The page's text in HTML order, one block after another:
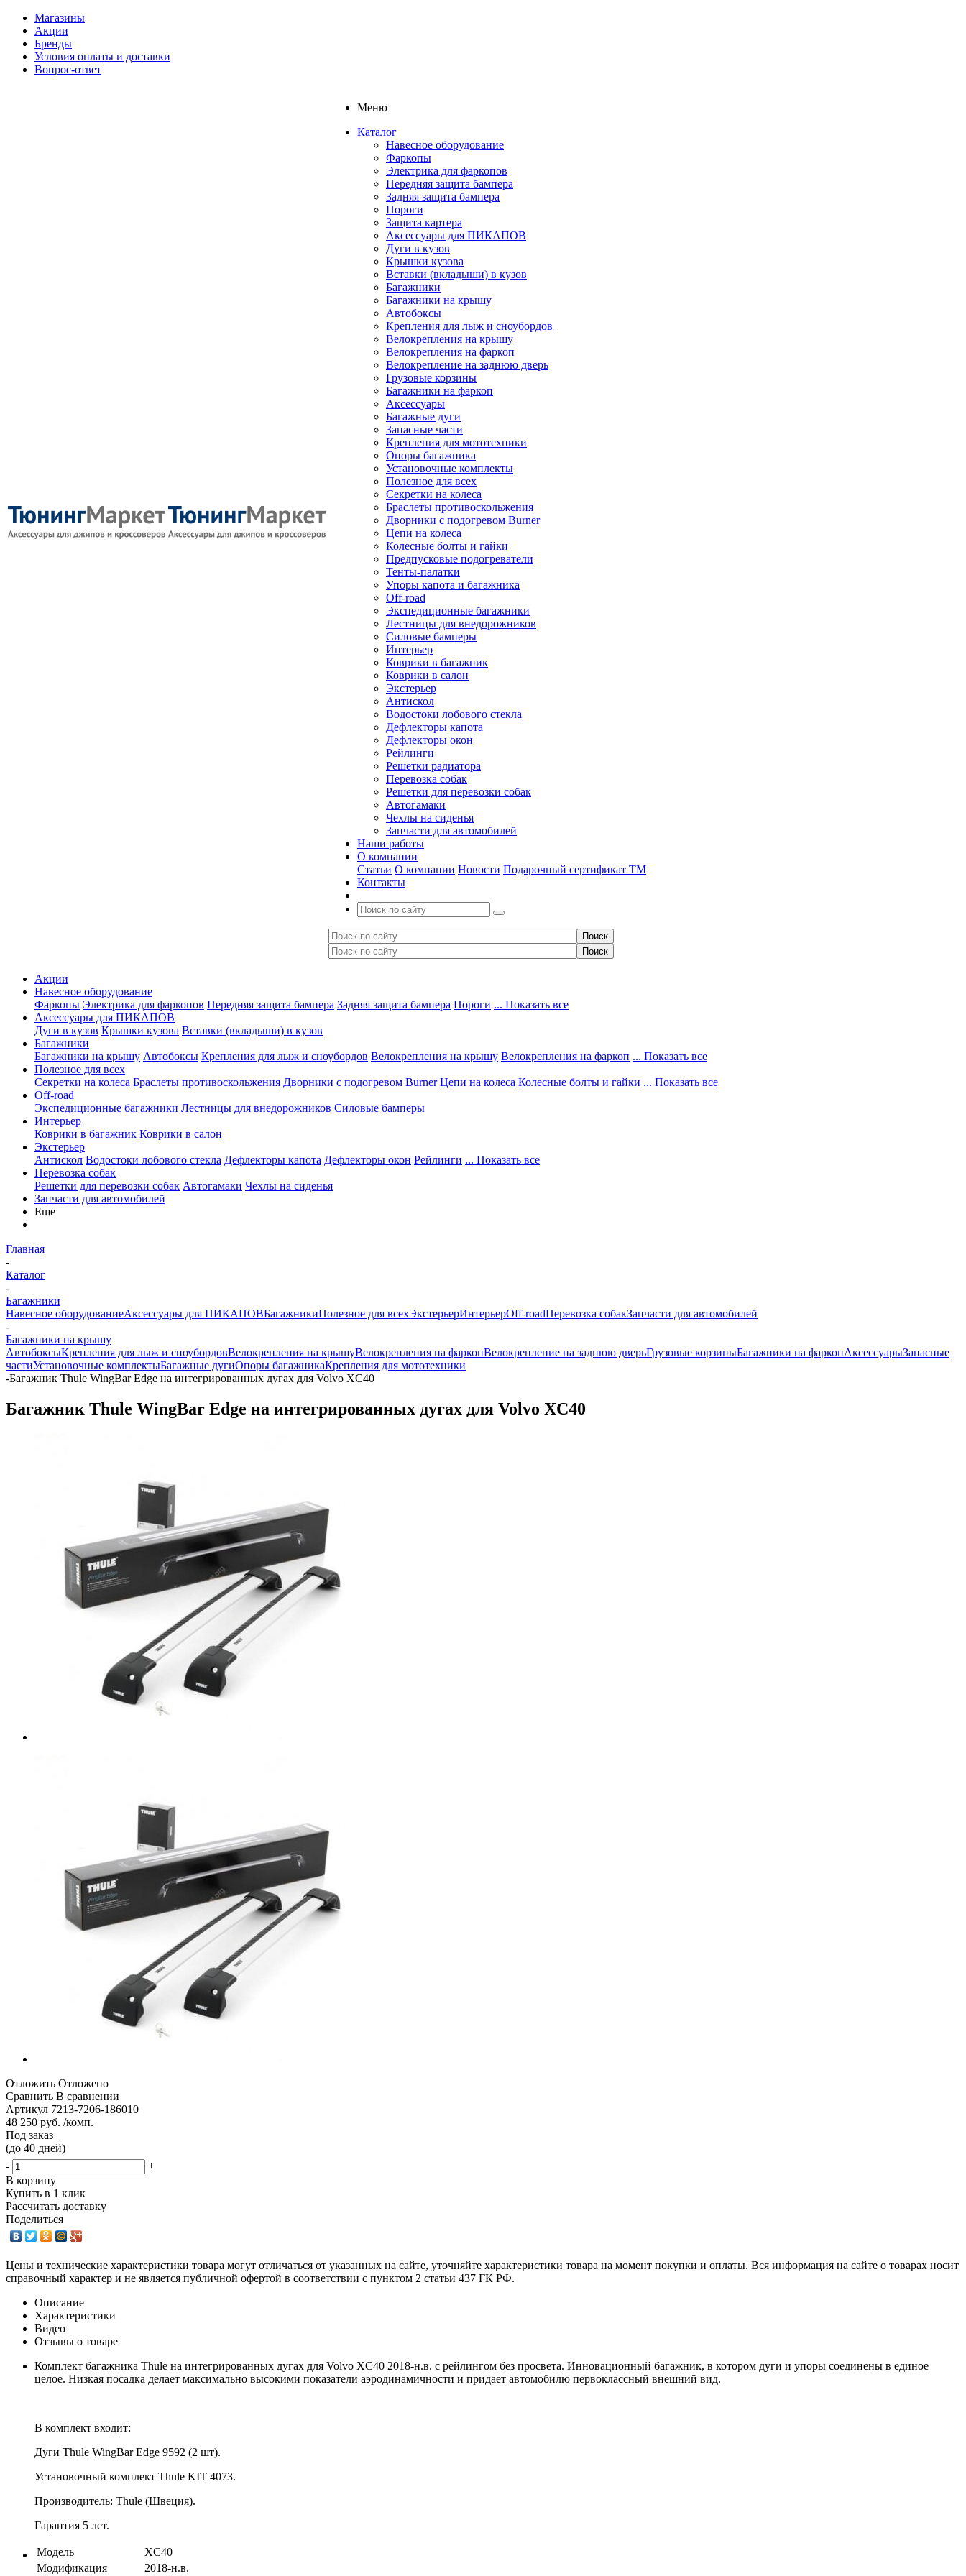
Магазины
Акции
Бренды
Условия оплаты и доставки
Вопрос-ответ
Меню
Каталог
Навесное оборудование
Фаркопы
Электрика для фаркопов
Передняя защита бампера
Задняя защита бампера
Пороги
Защита картера
Аксессуары для ПИКАПОВ
Дуги в кузов
Крышки кузова
Вставки (вкладыши) в кузов
Багажники
Багажники на крышу
Автобоксы
Крепления для лыж и сноубордов
Велокрепления на крышу
Велокрепления на фаркоп
Велокрепление на заднюю дверь
Грузовые корзины
Багажники на фаркоп
Аксессуары
Багажные дуги
Запасные части
Крепления для мототехники
Опоры багажника
Установочные комплекты
Полезное для всех
Секретки на колеса
Браслеты противоскольжения
Дворники с подогревом Burner
Цепи на колеса
Колесные болты и гайки
Предпусковые подогреватели
Тенты-палатки
Упоры капота и багажника
Off-road
Экспедиционные багажники
Лестницы для внедорожников
Силовые бамперы
Интерьер
Коврики в багажник
Коврики в салон
Экстерьер
Антискол
Водостоки лобового стекла
Дефлекторы капота
Дефлекторы окон
Рейлинги
Решетки радиатора
Перевозка собак
Решетки для перевозки собак
Автогамаки
Чехлы на сиденья
Запчасти для автомобилей
Наши работы
О компании
Статьи О компании Новости Подарочный сертификат ТМ
Контакты
Акции
Навесное оборудование
Фаркопы Электрика для фаркопов Передняя защита бампера Задняя защита бампера Пороги ... Показать все
Аксессуары для ПИКАПОВ
Дуги в кузов Крышки кузова Вставки (вкладыши) в кузов
Багажники
Багажники на крышу Автобоксы Крепления для лыж и сноубордов Велокрепления на крышу Велокрепления на фаркоп ... Показать все
Полезное для всех
Секретки на колеса Браслеты противоскольжения Дворники с подогревом Burner Цепи на колеса Колесные болты и гайки ... Показать все
Off-road
Экспедиционные багажники Лестницы для внедорожников Силовые бамперы
Интерьер
Коврики в багажник Коврики в салон
Экстерьер
Антискол Водостоки лобового стекла Дефлекторы капота Дефлекторы окон Рейлинги ... Показать все
Перевозка собак
Решетки для перевозки собак Автогамаки Чехлы на сиденья
Запчасти для автомобилей
Еще
Главная
-
Каталог
-
Багажники
Навесное оборудованиеАксессуары для ПИКАПОВБагажникиПолезное для всехЭкстерьерИнтерьерOff-roadПеревозка собакЗапчасти для автомобилей
-
Багажники на крышу
АвтобоксыКрепления для лыж и сноубордовВелокрепления на крышуВелокрепления на фаркопВелокрепление на заднюю дверьГрузовые корзиныБагажники на фаркопАксессуарыЗапасные
частиУстановочные комплектыБагажные дугиОпоры багажникаКрепления для мототехники
-Багажник Thule WingBar Edge на интегрированных дугах для Volvo XC40
Багажник Thule WingBar Edge на интегрированных дугах для Volvo XC40
Отложить Отложено
Сравнить В сравнении
Артикул 7213-7206-186010
48 250 руб. /комп.
Под заказ
(до 40 дней)
-
+
В корзину
Купить в 1 клик
Рассчитать доставку
Поделиться
Цены и технические характеристики товара могут отличаться от указанных на сайте, уточняйте характеристики товара на момент покупки и оплаты. Вся информация на сайте о товарах носит
справочный характер и не является публичной офертой в соответствии с пунктом 2 статьи 437 ГК РФ.
Описание
Характеристики
Видео
Отзывы о товаре
Комплект багажника Thule на интегрированных дугах для Volvo XC40 2018-н.в. с рейлингом без просвета. Инновационный багажник, в котором дуги и упоры соединены в единое
целое. Низкая посадка делает максимально высокими показатели аэродинамичности и придает автомобилю первоклассный внешний вид.
В комплект входит:
Дуги Thule WingBar Edge 9592 (2 шт).
Установочный комплект Thule KIT 4073.
Производитель: Thule (Швеция).
Гарантия 5 лет.
Модель
XC40
Модификация
2018-н.в.